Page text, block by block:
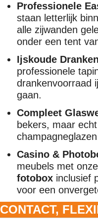
Professionele
staan letterlijk
alle zijwanden
onder een tent
Ijskoude
professionele
drankenvoorraad
gaan.
Compleet
bekers, maar
Casino &
meubels met
fotobox inclusief
voor een
CONTACT,